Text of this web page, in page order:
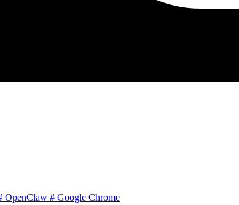
OpenClaw # Google Chrome